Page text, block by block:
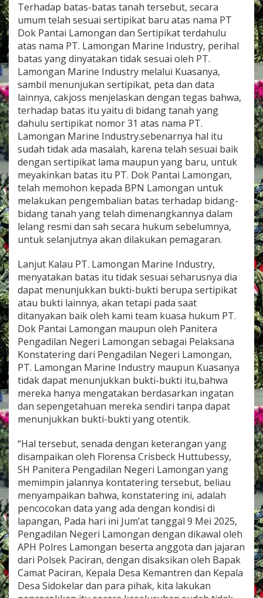
Terhadap batas-batas tanah tersebut, secara
umum telah sesuai sertipikat baru atas nama PT
Dok Pantai Lamongan dan Sertipikat terdahulu
atas nama PT. Lamongan Marine Industry, perihal
batas yang dinyatakan tidak sesuai oleh PT.
Lamongan Marine Industry melalui Kuasanya,
sambil menunjukan sertipikat, peta dan data
lainnya, cakjoss menjelaskan dengan tegas bahwa,
terhadap batas itu yaitu di bidang tanah yang
dahulu sertipikat nomor 31 atas nama PT.
Lamongan Marine Industry.sebenarnya hal itu
sudah tidak ada masalah, karena telah sesuai baik
dengan sertipikat lama maupun yang baru, untuk
meyakinkan batas itu PT. Dok Pantai Lamongan,
telah memohon kepada BPN Lamongan untuk
melakukan pengembalian batas terhadap bidang-
bidang tanah yang telah dimenangkannya dalam
lelang resmi dan sah secara hukum sebelumnya,
untuk selanjutnya akan dilakukan pemagaran.
Lanjut Kalau PT. Lamongan Marine Industry,
menyatakan batas itu tidak sesuai seharusnya dia
dapat menunjukkan bukti-bukti berupa sertipikat
atau bukti lainnya, akan tetapi pada saat
ditanyakan baik oleh kami team kuasa hukum PT.
Dok Pantai Lamongan maupun oleh Panitera
Pengadilan Negeri Lamongan sebagai Pelaksana
Konstatering dari Pengadilan Negeri Lamongan,
PT. Lamongan Marine Industry maupun Kuasanya
tidak dapat menunjukkan bukti-bukti itu,bahwa
mereka hanya mengatakan berdasarkan ingatan
dan sepengetahuan mereka sendiri tanpa dapat
menunjukkan bukti-bukti yang otentik.
“Hal tersebut, senada dengan keterangan yang
disampaikan oleh Florensa Crisbeck Huttubessy,
SH Panitera Pengadilan Negeri Lamongan yang
memimpin jalannya kontatering tersebut, beliau
menyampaikan bahwa, konstatering ini, adalah
pencocokan data yang ada dengan kondisi di
lapangan, Pada hari ini Jum’at tanggal 9 Mei 2025,
Pengadilan Negeri Lamongan dengan dikawal oleh
APH Polres Lamongan beserta anggota dan jajaran
dari Polsek Paciran, dengan disaksikan oleh Bapak
Camat Paciran, Kepala Desa Kemantren dan Kepala
Desa Sidokelar dan para pihak, kita lakukan